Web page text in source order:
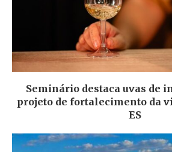
Seminário destaca uvas de
projeto de fortalecimento da
ES